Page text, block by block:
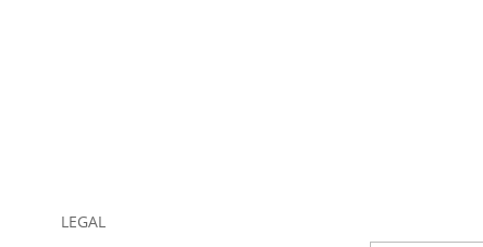
LEGAL